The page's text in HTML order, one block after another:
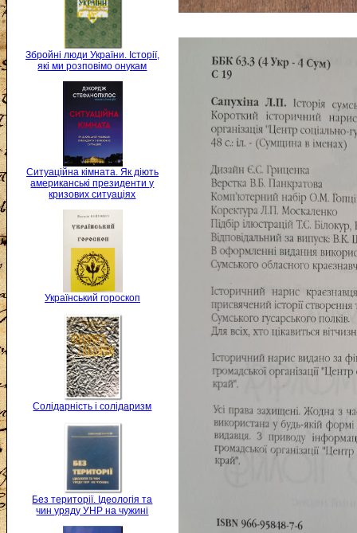
Збройні люди України. Історії,
які ми розповімо онукам
Ситуаційна кімната. Як діють
американські президенти у
кризових ситуаціях
Український гороскоп
Солідарність і солідаризм
Без території. Ідеологія та
чин уряду УНР на чужині